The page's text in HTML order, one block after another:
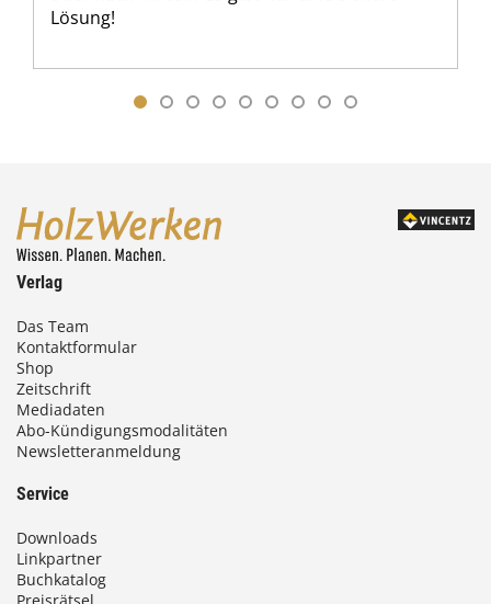
Lösung!
Verlag
Das Team
Kontaktformular
Shop
Zeitschrift
Mediadaten
Abo-Kündigungsmodalitäten
Newsletteranmeldung
Service
Downloads
Linkpartner
Buchkatalog